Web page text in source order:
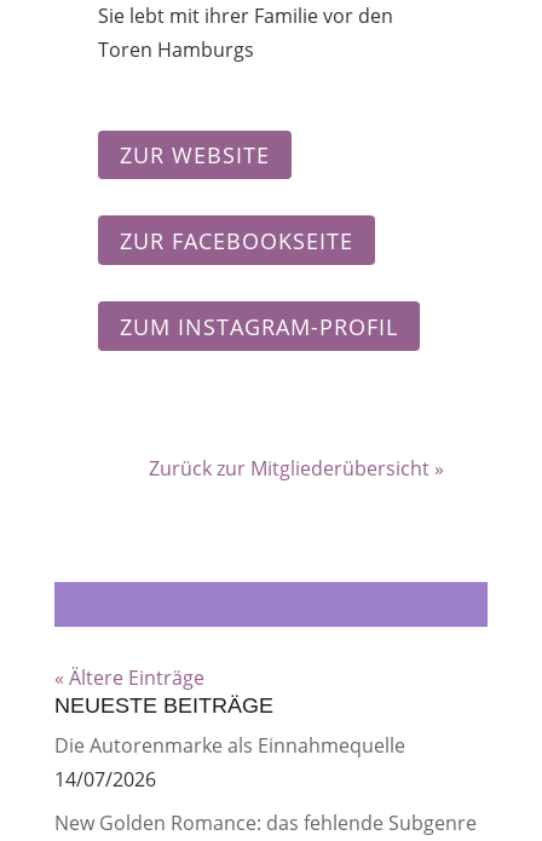
Sie lebt mit ihrer Familie vor den
Toren Hamburgs
ZUR WEBSITE
ZUR FACEBOOKSEITE
ZUM INSTAGRAM-PROFIL
Zurück zur Mitgliederübersicht »
« Ältere Einträge
NEUESTE BEITRÄGE
Die Autorenmarke als Einnahmequelle
14/07/2026
New Golden Romance: das fehlende Subgenre